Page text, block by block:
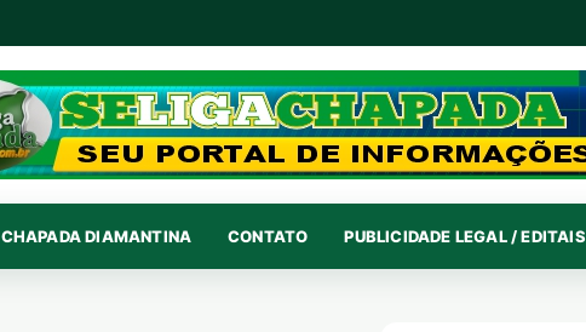
CHAPADA DIAMANTINA CONTATO PUBLICIDADE LEGAL / EDITAIS